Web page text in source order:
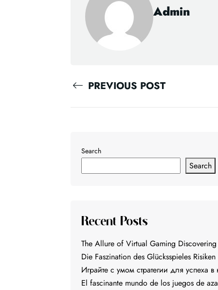
Admin
PREVIOUS POST
Search
Search
Recent Posts
The Allure of Virtual Gaming
Die Faszination des Glücksspieles
Играйте с умом стратегии для успеха в
El fascinante mundo de los juegos de